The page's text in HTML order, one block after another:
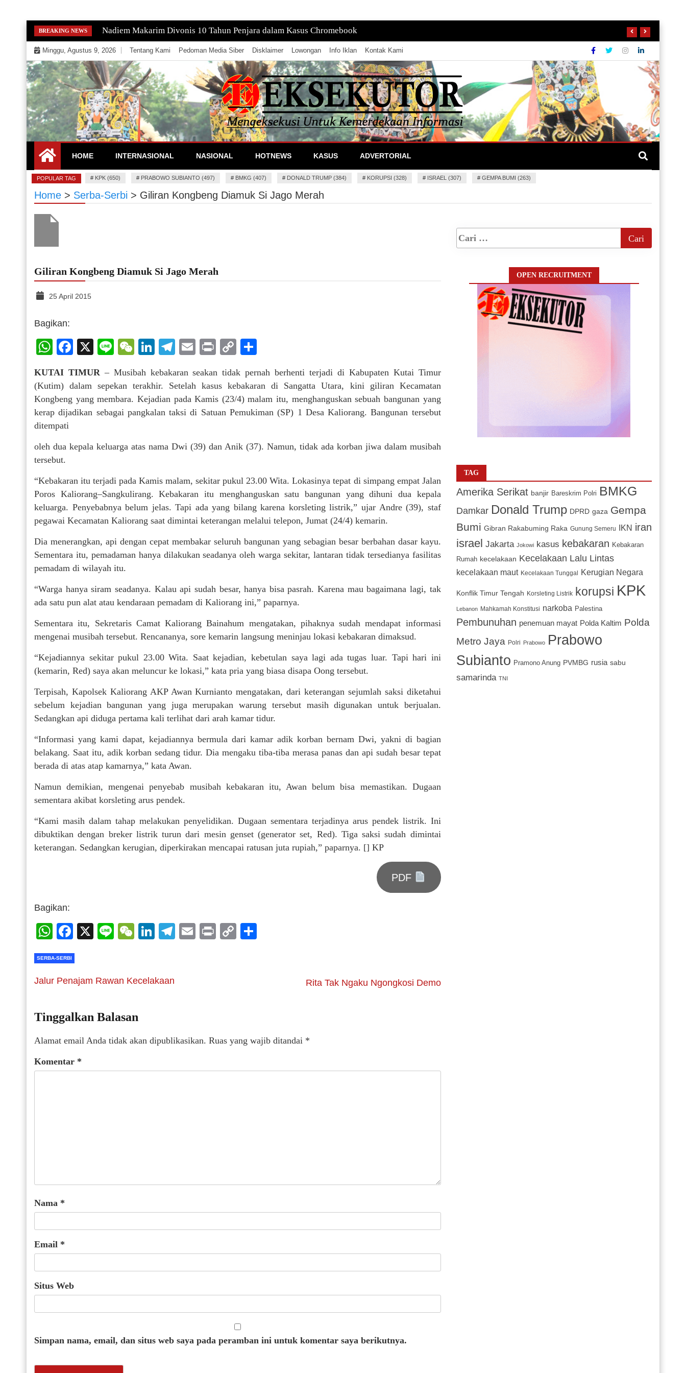
Skip
to
content
BREAKING NEWS Gempa Magnitudo 2,9 Guncang Pacitan, Pusatnya di Laut
Minggu, Agustus 9, 2026 Tentang Kami Pedoman Media Siber Disklaimer Lowongan Info Iklan Kontak Kami
EKSEKUTOR
Mengeksekusi Berita Untuk Kemerdekaan dan Keadilan Informasi
HOME INTERNASIONAL NASIONAL HOTNEWS KASUS ADVERTORIAL
POPULAR TAG # KPK (650) # PRABOWO SUBIANTO (497) # BMKG (407) # DONALD TRUMP (384) # KORUPSI (328) # ISRAEL (307) # GEMPA BUMI (263)
Home > Serba-Serbi > Giliran Kongbeng Diamuk Si Jago Merah
Giliran Kongbeng Diamuk Si Jago Merah
25 April 2015
Bagikan:
WhatsApp
Facebook
X LineWeChat
LinkedIn
Telegram
EmailPrintCopy
KUTAI TIMUR– Musibah kebakaran seakan tidak pernah berhenti terjadi di Kabupaten Kutai Timur
(Kutim) dalam sepekan terakhir. Setelah kasus kebakaran di Sangatta Utara, kini giliran Kecamatan
Kongbeng yang membara. Kejadian pada Kamis (23/4) malam itu, menghanguskan sebuah bangunan yang
kerap dijadikan sebagai pangkalan taksi di Satuan Pemukiman (SP) 1 Desa Kaliorang. Bangunan tersebut
ditempati
oleh dua kepala keluarga atas nama Dwi (39) dan Anik (37). Namun, tidak ada korban jiwa dalam musibah
tersebut.
“Kebakaran itu terjadi pada Kamis malam, sekitar pukul 23.00 Wita. Lokasinya tepat di simpang empat Jalan
Poros Kaliorang–Sangkulirang. Kebakaran itu menghanguskan satu bangunan yang dihuni dua kepala
keluarga. Penyebabnya belum jelas. Tapi ada yang bilang karena korsleting listrik,” ujar Andre (39), staf
pegawai Kecamatan Kaliorang saat dimintai keterangan melalui telepon, Jumat (24/4) kemarin.
Dia menerangkan, api dengan cepat membakar seluruh bangunan yang sebagian besar berbahan dasar kayu.
Sementara itu, pemadaman hanya dilakukan seadanya oleh warga sekitar, lantaran tidak tersedianya fasilitas
pemadam di wilayah itu.
“Warga hanya siram seadanya. Kalau api sudah besar, hanya bisa pasrah. Karena mau bagaimana lagi, tak
ada satu pun alat atau kendaraan pemadam di Kaliorang ini,” paparnya.
Sementara itu, Sekretaris Camat Kaliorang Bainahum mengatakan, pihaknya sudah mendapat informasi
mengenai musibah tersebut. Rencananya, sore kemarin langsung meninjau lokasi kebakaran dimaksud.
“Kejadiannya sekitar pukul 23.00 Wita. Saat kejadian, kebetulan saya lagi ada tugas luar. Tapi hari ini
(kemarin, Red) saya akan meluncur ke lokasi,” kata pria yang biasa disapa Oong tersebut.
Terpisah, Kapolsek Kaliorang AKP Awan Kurnianto mengatakan, dari keterangan sejumlah saksi diketahui
sebelum kejadian bangunan yang juga merupakan warung tersebut masih digunakan untuk berjualan.
Sedangkan api diduga pertama kali terlihat dari arah kamar tidur.
“Informasi yang kami dapat, kejadiannya bermula dari kamar adik korban bernam Dwi, yakni di bagian
belakang. Saat itu, adik korban sedang tidur. Dia mengaku tiba-tiba merasa panas dan api sudah besar tepat
berada di atas atap kamarnya,” kata Awan.
Namun demikian, mengenai penyebab musibah kebakaran itu, Awan belum bisa memastikan. Dugaan
sementara akibat korsleting arus pendek.
“Kami masih dalam tahap melakukan penyelidikan. Dugaan sementara terjadinya arus pendek listrik. Ini
dibuktikan dengan breker listrik turun dari mesin genset (generator set, Red). Tiga saksi sudah dimintai
keterangan. Sedangkan kerugian, diperkirakan mencapai ratusan juta rupiah,” paparnya. [] KP
PDF
Bagikan:
WhatsApp
Facebook
X LineWeChat
LinkedIn
Telegram
EmailPrintCopy
SERBA-SERBI
Jalur Penajam Rawan Kecelakaan Rita Tak Ngaku Ngongkosi Demo
Tinggalkan Balasan
Alamat email Anda tidak akan dipublikasikan. Ruas yang wajib ditandai *
Komentar *
Nama *
Email *
Situs Web
Simpan nama, email, dan situs web saya pada peramban ini untuk komentar saya berikutnya.
OPEN RECRUITMENT
TAG
Amerika Serikat banjir Bareskrim Polri BMKG
Damkar Donald Trump DPRD gaza Gempa
Bumi Gibran Rakabuming Raka Gunung Semeru IKN iran
israel Jakarta Jokowi kasus kebakaran Kebakaran
Rumah kecelakaan Kecelakaan Lalu Lintas
kecelakaan maut Kecelakaan Tunggal Kerugian Negara
Konflik Timur Tengah Korsleting Listrik korupsi KPK
Lebanon Mahkamah Konstitusi narkoba Palestina
Pembunuhan penemuan mayat Polda Kaltim Polda
Metro Jaya
Polri Prabowo
Prabowo
Subianto Pramono Anung PVMBG rusia sabu
samarinda TNI